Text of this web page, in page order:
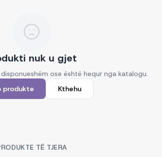
nuk u gjet
ose është hequr nga katalogu.
produkte
Kthehu
TË TJERA